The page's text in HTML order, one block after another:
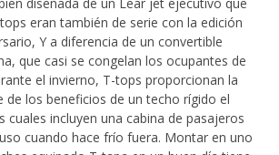
eran también de serie con la edición
Y a diferencia de un convertible
que casi se congelan los ocupantes de
el invierno, T-tops proporcionan la
de los beneficios de un techo rígido el
cuales incluyen una cabina de pasajeros
cuando hace frío fuera. Montar en uno